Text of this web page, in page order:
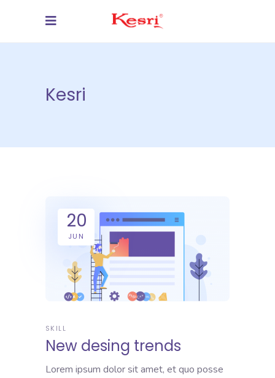
Kesri
20
JUN
SKILL
New desing trends
Lorem ipsum dolor sit amet, et quo posse